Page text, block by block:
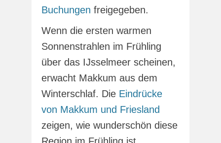
Buchungen freigegeben.
Wenn die ersten warmen
Sonnenstrahlen im Frühling
über das IJsselmeer scheinen,
erwacht Makkum aus dem
Winterschlaf. Die Eindrücke
von Makkum und Friesland
zeigen, wie wunderschön diese
Region im Frühling ist.